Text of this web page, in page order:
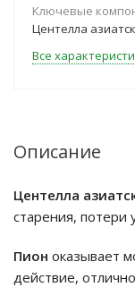
Ключевые
Центелла
Все
Описание
Центелла
старения, потери
Пион оказывает
действие,